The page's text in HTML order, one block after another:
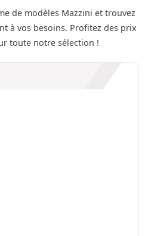
de modèles Mazzini et trouvez
à vos besoins. Profitez des prix
toute notre sélection !